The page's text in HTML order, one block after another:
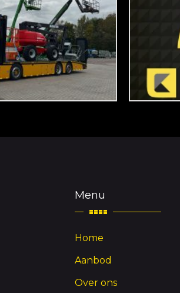
Menu
Home
Aanbod
Over ons